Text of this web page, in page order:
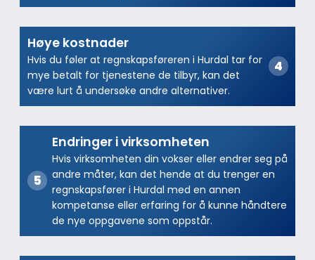
Høye kostnader
Hvis du føler at regnskapsføreren i Hurdal tar for
mye betalt for tjenestene de tilbyr, kan det
være lurt å undersøke andre alternativer.
Endringer i virksomheten
Hvis virksomheten din vokser eller endrer seg på
andre måter, kan det hende at du trenger en
regnskapsfører i Hurdal med en annen
kompetanse eller erfaring for å kunne håndtere
de nye oppgavene som oppstår.